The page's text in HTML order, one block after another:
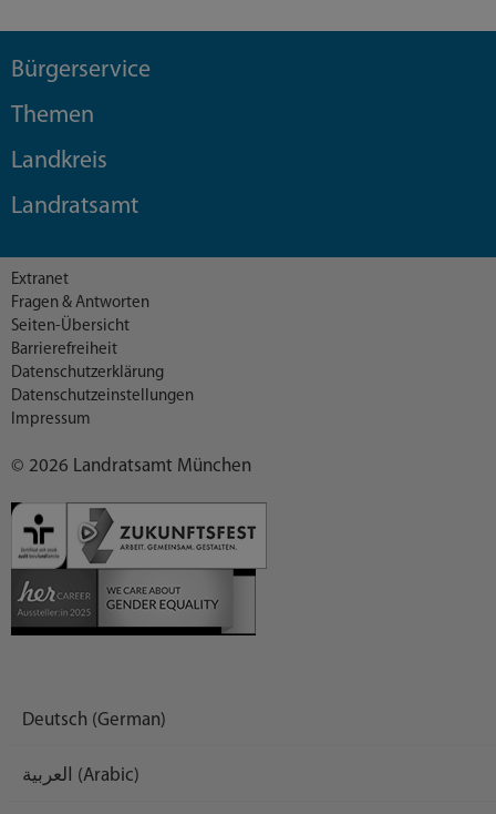
Bürgerservice
Themen
Landkreis
Landratsamt
© 2026 Landratsamt München
Extranet
Fragen & Antworten
Seiten-Übersicht
Barrierefreiheit
Datenschutzerklärung
Datenschutzeinstellungen
Impressum
Deutsch (German)
العربية (Arabic)